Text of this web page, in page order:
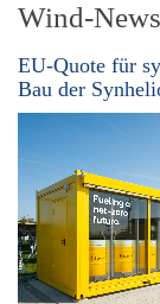
Wind-News
EU-Quote für
Bau der